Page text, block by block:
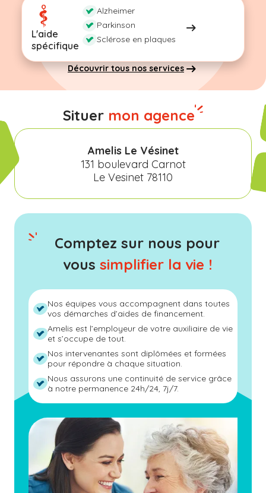
L'aide
spécifique
Alzheimer
Parkinson
Sclérose en plaques
Découvrir tous nos services
Situer mon agence
Amelis Le Vésinet
131 boulevard Carnot
Le Vesinet 78110
Comptez sur nous pour
vous simplifier la vie !
Nos équipes vous accompagnent dans toutes
vos démarches d’aides de financement.
Amelis est l’employeur de votre auxiliaire de vie
et s’occupe de tout.
Nos intervenantes sont diplômées et formées
pour répondre à chaque situation.
Nous assurons une continuité de service grâce
à notre permanence 24h/24, 7j/7.